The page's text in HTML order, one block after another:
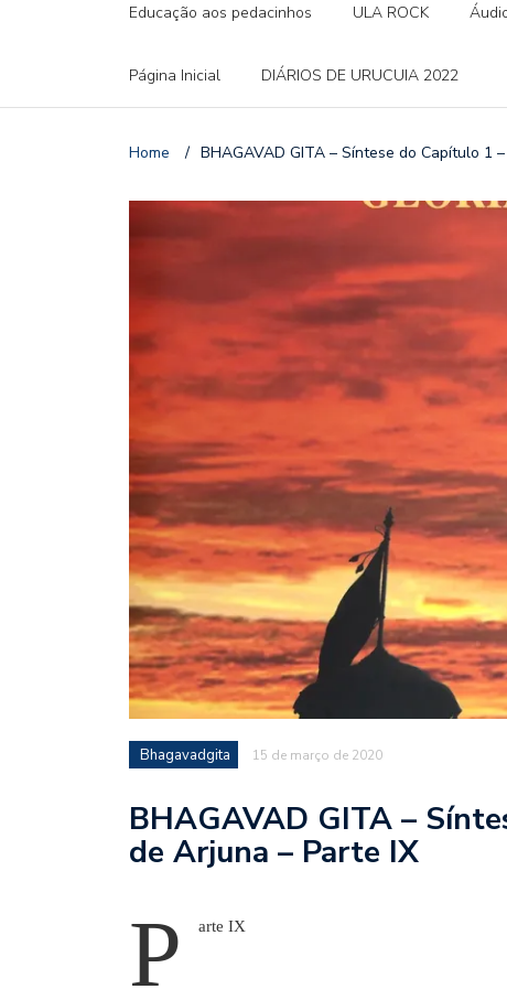
Educação aos pedacinhos ULA ROCK
Página Inicial DIÁRIOS DE URUCUIA 2022
Home / BHAGAVAD GITA – Síntese do Capítulo 1
Bhagavadgita 15 de março de 2020
BHAGAVAD GITA –
de Arjuna – Parte IX
P arte IX